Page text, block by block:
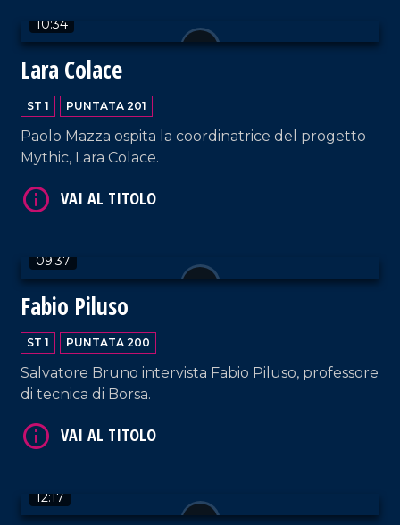
10:34
Lara Colace
ST 1 PUNTATA 201
Paolo Mazza ospita la coordinatrice del progetto
Mythic, Lara Colace.
09:37
Fabio Piluso
ST 1 PUNTATA 200
Salvatore Bruno intervista Fabio Piluso, professore
di tecnica di Borsa.
12:17
VAI AL TITOLO
VAI AL TITOLO